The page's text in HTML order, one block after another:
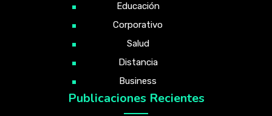
Educación
Corporativo
Salud
Distancia
Business
Publicaciones Recientes